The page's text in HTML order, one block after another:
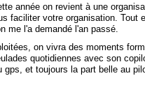
année on revient à une
faciliter votre organisation. Tout
me l'a demandé l'an passé.
on vivra des moments
quotidiennes avec son
et toujours la part belle au